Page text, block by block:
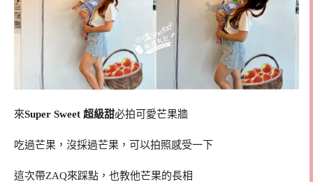
來Super Sweet 超級甜必拍可愛芒果牆
吃過芒果，沒採過芒果，可以拍照感受一下
這次帶ZAQ來踩點，也教他芒果的長相